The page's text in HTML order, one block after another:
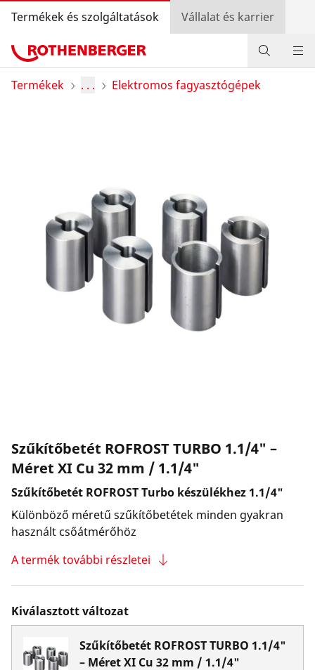
Termékek és szolgáltatások Vállalat és karrier
Termékek
Kereskedő kereső
Bejelentkezés
Országválasztás
Termékek . . . Elektromos fagyasztógépek
Szűkítőbetét ROFROST TURBO 1.1/4" –
Méret XI Cu 32 mm / 1.1/4"
Szűkítőbetét ROFROST Turbo készülékhez 1.1/4"
Különböző méretű szűkítőbetétek minden gyakran
használt csőátmérőhöz
A termék további részletei
Kiválasztott változat
Szűkítőbetét ROFROST TURBO 1.1/4"
– Méret XI Cu 32 mm / 1.1/4"